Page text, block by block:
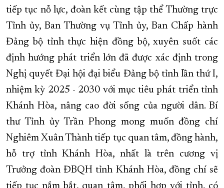
tiếp tục nỗ lực, đoàn kết cùng tập thể Thường trực
Tỉnh ủy, Ban Thường vụ Tỉnh ủy, Ban Chấp hành
Đảng bộ tỉnh thực hiện đồng bộ, xuyên suốt các
định hướng phát triển lớn đã được xác định trong
Nghị quyết Đại hội đại biểu Đảng bộ tỉnh lần thứ I,
nhiệm kỳ 2025 - 2030 với mục tiêu phát triển tỉnh
Khánh Hòa, nâng cao đời sống của người dân. Bí
thư Tỉnh ủy Trần Phong mong muốn đồng chí
Nghiêm Xuân Thành tiếp tục quan tâm, đồng hành,
hỗ trợ tỉnh Khánh Hòa, nhất là trên cương vị
Trưởng đoàn ĐBQH tỉnh Khánh Hòa, đồng chí sẽ